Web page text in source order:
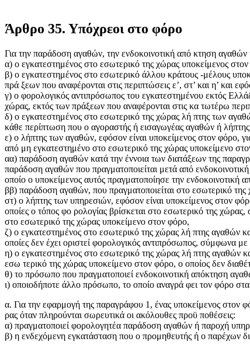
Άρθρο 35. Υπόχρεοι στο φόρο
Για την παράδοση αγαθών, την ενδοκοινοτική από κτηση
α) ο εγκατεστημένος στο εσωτερικό της χώρας υποκείμενος στον
β) ο εγκατεστημένος στο εσωτερικό άλλου κράτους -μέλους
πρά ξεων που αναφέρονται στις περιπτώσεις ε’, στ’ και η’ και
γ) ο φορολογικός αντιπρόσωπος του εγκατεστημένου εκτός
χώρας, εκτός των πράξεων που αναφέρονται στις κα τωτέρω
δ) ο εγκατεστημένος στο εσωτερικό της χώρας λή πτης των
κάθε περίπτωση που ο αγοραστής ή εισαγωγέας αγαθών ή
ε) ο λήπτης των αγαθών, εφόσον είναι υποκείμενος στον φόρο,
από μη εγκατεστημένο στο εσωτερικό της χώρας υποκείμενο
αα) παράδοση αγαθών κατά την έννοια των διατάξεων της
παράδοση αγαθών που πραγματοποιείται μετά από
οποίο ο υποκείμενος αυτός πραγματοποίησε την
ββ) παράδοση αγαθών, που πραγματοποιείται στο εσωτερικό
στ) ο λήπτης των υπηρεσιών, εφόσον είναι υποκείμενος στον
οποίες ο τόπος φο ρολογίας βρίσκεται στο εσωτερικό της
στο εσωτερικό της χώρας υποκείμενο στον φόρο,
ζ) ο εγκατεστημένος στο εσωτερικό της χώρας λή πτης αγαθών
οποίες δεν έχει οριστεί φορολογικός αντιπρόσωπος, σύμφωνα
η) ο εγκατεστημένος στο εσωτερικό της χώρας λή πτης αγαθών
εσω τερικό της χώρας υποκείμενο στον φόρο, ο οποίος δεν
θ) το πρόσωπο που πραγματοποιεί ενδοκοινοτική απόκτηση
ι) οποιοδήποτε άλλο πρόσωπο, το οποίο αναγρά φει τον φόρο
α. Για την εφαρμογή της παραγράφου 1, ένας υποκείμενος στον
ρας όταν πληρούνται σωρευτικά οι ακόλουθες προϋ ποθέσεις:
α) πραγματοποιεί φορολογητέα παράδοση αγαθών ή παροχή
β) η ενδεχόμενη εγκατάσταση που ο προμηθευτής ή ο παρέχων